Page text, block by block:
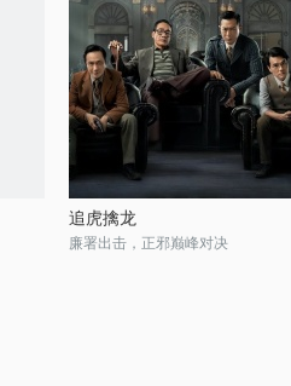
追虎擒龙
廉署出击，正邪巅峰对决